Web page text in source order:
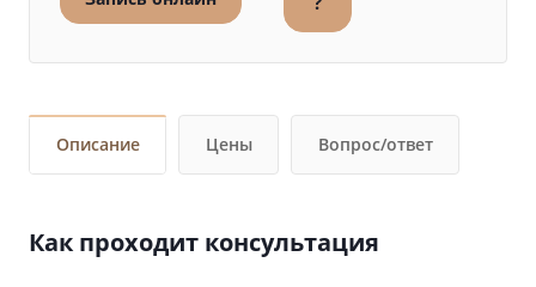
Описание Цены Вопрос/ответ
Как проходит консультация